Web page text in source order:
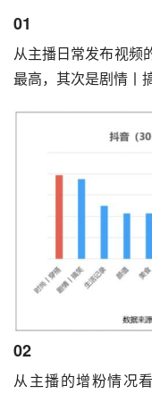
01
从主播日常发布视频
最高，其次是剧情丨
02
从主播的增粉情况